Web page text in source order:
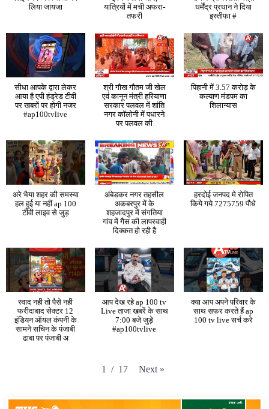
लिया जायजा
यात्रियों में मची अफरा-
तफरी
धर्मेंद्र प्रधान ने दिया
इस्तीफा #
सीधा आपके द्वारा लेकर
आया है एपी हंड्रेड टीवी
पर खबरों पर होगी नजर
#ap100tvlive
श्री गौख गौतम जी खेल
एवं कानून मंत्री हरियाणा
सरकार पलवल में शांति
नगर कॉलोनी में पधारने
पर पलवल की
पिहानी में 3.57 करोड़ के
कल्याण मंडपम का
शिलान्यास
अरे भैया शहर की समस्या
हल हुई या नहीं ap 100
टीवी लाइव से जुड़
अंबेडकर नगर तहसील
अकबरपुर में के
शहजादपुर में संगतिया
गांव में गैस की लापरवाही
दिक्कत हो रही है
हरदोई जनपद मे रोपित
किये गये 7275759 पौधे
स्वाद नही तो पैसे नही
फरीदाबाद सेक्टर 12
इंडियन ऑयल कंपनी के
सामने सचिन के पंजाबी
ढाबा पर पंजाबी अ
आप देख रहे ap 100 tv
Live ताजा खबरें के साथ
7:00 बजे जुड़े
#ap100tvlive
क्या आप अपने परिवार के
साथ सफर करते हैं ap
100 tv live सर्च करे
1 / 17 Next »